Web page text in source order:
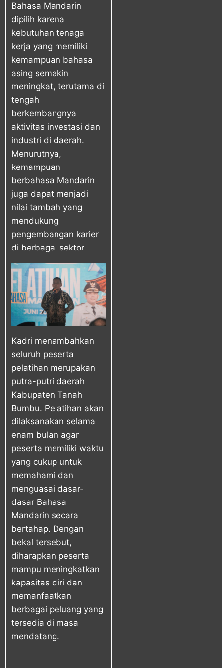
Bahasa Mandarin
dipilih karena
kebutuhan tenaga
kerja yang memiliki
kemampuan bahasa
asing semakin
meningkat, terutama di
tengah
berkembangnya
aktivitas investasi dan
industri di daerah.
Menurutnya,
kemampuan
berbahasa Mandarin
juga dapat menjadi
nilai tambah yang
mendukung
pengembangan karier
di berbagai sektor.
Kadri menambahkan
seluruh peserta
pelatihan merupakan
putra-putri daerah
Kabupaten Tanah
Bumbu. Pelatihan akan
dilaksanakan selama
enam bulan agar
peserta memiliki waktu
yang cukup untuk
memahami dan
menguasai dasar-
dasar Bahasa
Mandarin secara
bertahap. Dengan
bekal tersebut,
diharapkan peserta
mampu meningkatkan
kapasitas diri dan
memanfaatkan
berbagai peluang yang
tersedia di masa
mendatang.